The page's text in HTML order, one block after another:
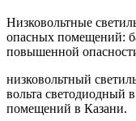
Низковольтные
опасных помещений:
повышенной
низковольтный
вольта светодиодный
помещений в Казани.